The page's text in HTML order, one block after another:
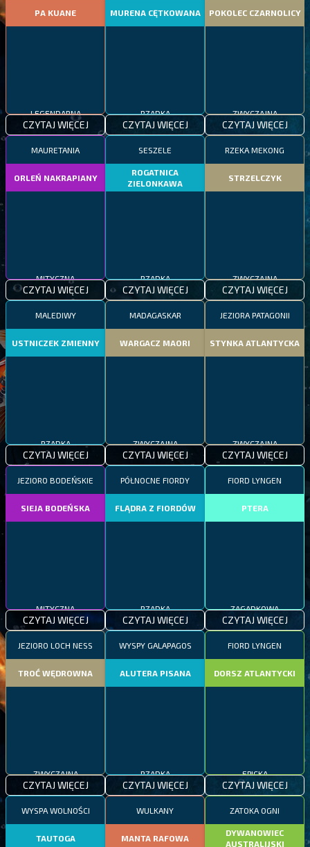
PA KUANE
LEGENDARNA
CZYTAJ WIĘCEJ
MURENA CĘTKOWANA
RZADKA
CZYTAJ WIĘCEJ
POKOLEC CZARNOLICY
ZWYCZAJNA
CZYTAJ WIĘCEJ
MAURETANIA
ORLEŃ NAKRAPIANY
MITYCZNA
CZYTAJ WIĘCEJ
SESZELE
ROGATNICA
ZIELONKAWA
RZADKA
CZYTAJ WIĘCEJ
RZEKA MEKONG
STRZELCZYK
ZWYCZAJNA
CZYTAJ WIĘCEJ
MALEDIWY
USTNICZEK ZMIENNY
RZADKA
CZYTAJ WIĘCEJ
MADAGASKAR
WARGACZ MAORI
ZWYCZAJNA
CZYTAJ WIĘCEJ
JEZIORA PATAGONII
STYNKA ATLANTYCKA
ZWYCZAJNA
CZYTAJ WIĘCEJ
JEZIORO BODEŃSKIE
SIEJA BODEŃSKA
MITYCZNA
CZYTAJ WIĘCEJ
PÓŁNOCNE FIORDY
FLĄDRA Z FIORDÓW
RZADKA
CZYTAJ WIĘCEJ
FIORD LYNGEN
PTERA
ZAGADKOWA
CZYTAJ WIĘCEJ
JEZIORO LOCH NESS
TROĆ WĘDROWNA
ZWYCZAJNA
CZYTAJ WIĘCEJ
WYSPY GALAPAGOS
ALUTERA PISANA
RZADKA
CZYTAJ WIĘCEJ
FIORD LYNGEN
DORSZ ATLANTYCKI
EPICKA
CZYTAJ WIĘCEJ
WYSPA WOLNOŚCI
TAUTOGA
WULKANY
MANTA RAFOWA
ZATOKA OGNI
DYWANOWIEC
AUSTRALIJSKI